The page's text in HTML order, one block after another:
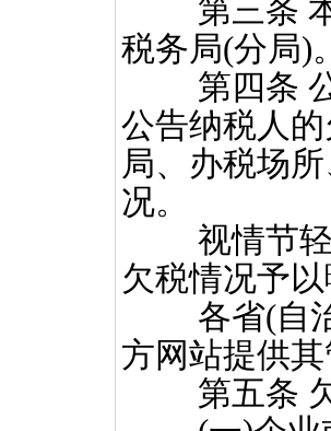
第三条 本
税务局(分局)
第四条 公
公告纳税人
局、办税场
况。
视情节轻
欠税情况予
各省(自治
方网站提供
第五条 欠